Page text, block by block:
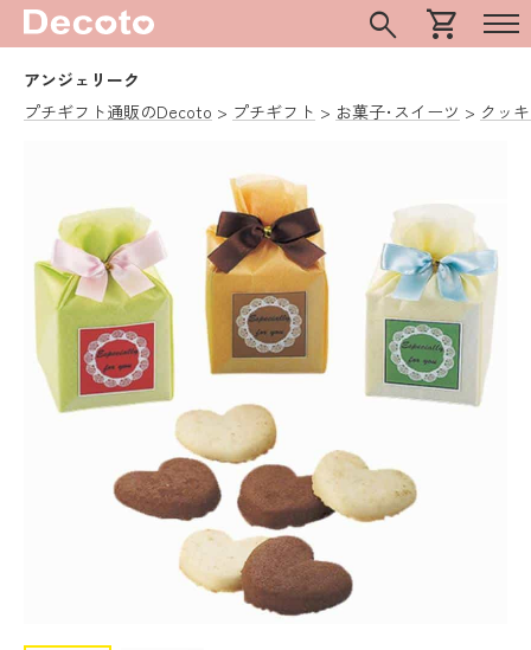
search shopping_cart
アンジェリーク
プチギフト通販のDecoto
プチギフト お菓子･スイーツ クッ